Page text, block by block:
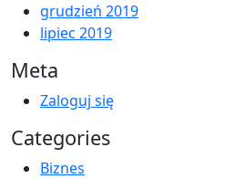
grudzień 2019
lipiec 2019
Meta
Zaloguj się
Categories
Biznes